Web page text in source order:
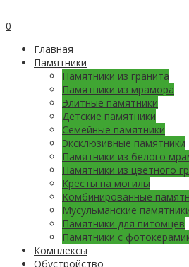
0
Главная
Памятники
Памятники из гранита
Памятники из мрамора
Элитные памятники
Детские памятники
Семейные памятники
Эксклюзивные памятники
Памятники из белого
Памятники из цветного
Кресты на могилы
Комбинированные
Мусульманские
Памятники для питомцев
Памятники с
Комплексы
Обустройство